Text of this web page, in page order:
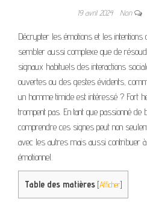
19 avril 2024 Non
Décrypter les émotions et les
sembler aussi complexe que de
signaux habituels des interactions
ouvertes ou des gestes évidents,
un homme timide est intéressé ? Fort
trompent pas. En tant que passionné
comprendre ces signes peut non
avec les autres mais aussi contribuer
émotionnel.
Table des matières [Afficher]